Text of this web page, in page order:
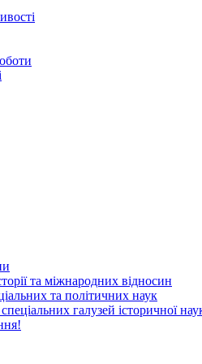
та міжнародних відносин
та політичних наук
галузей історичної